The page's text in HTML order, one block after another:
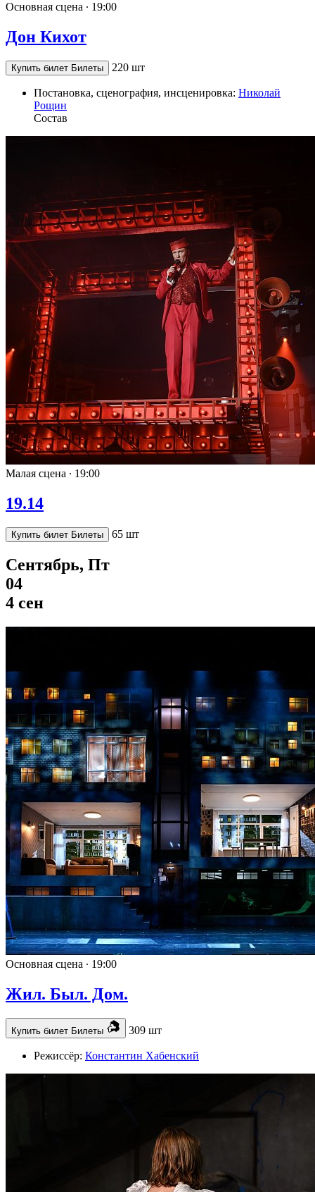
Основная сцена ∙ 19:00
Дон Кихот
Купить билет Билеты 220 шт
Постановка, сценография, инсценировка: Николай
Рощин
Состав
Малая сцена ∙ 19:00
19.14
Купить билет Билеты 65 шт
Сентябрь, Пт
04
4 сен
Основная сцена ∙ 19:00
Жил. Был. Дом.
Купить билет Билеты 309 шт
Режиссёр: Константин Хабенский